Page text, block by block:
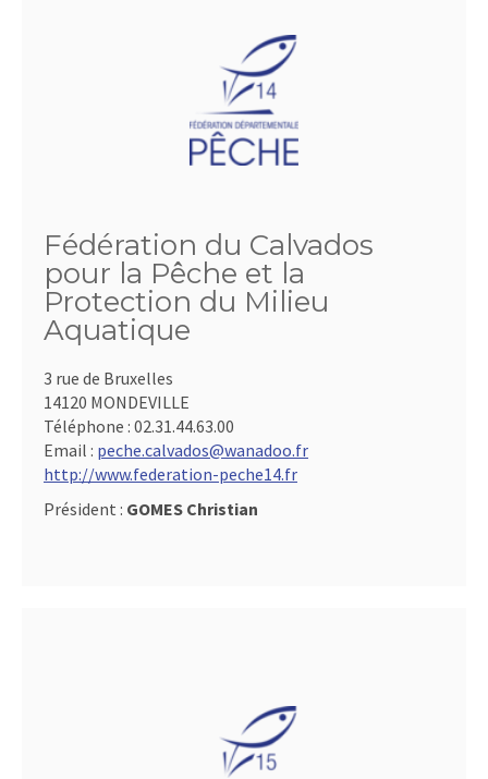
Fédération du Calvados
pour la Pêche et la
Protection du Milieu
Aquatique
3 rue de Bruxelles
14120 MONDEVILLE
Téléphone : 02.31.44.63.00
Email : peche.calvados@wanadoo.fr
http://www.federation-peche14.fr
Président : GOMES Christian